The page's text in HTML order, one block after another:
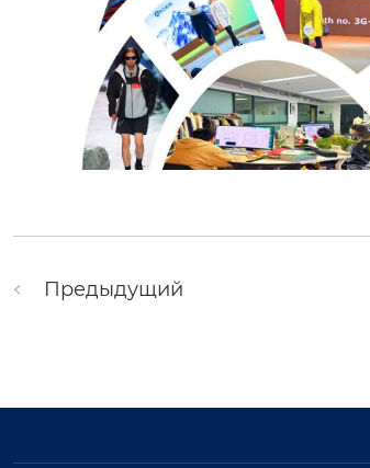
Предыдущий